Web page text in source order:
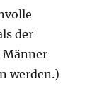
der
Männer
werden.)